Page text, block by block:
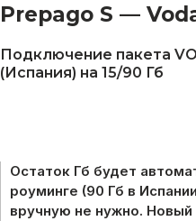
Prepago S —
Подключение пакета
(Испания) на 15/90 Гб
Остаток Гб будет
роуминге (90 Гб в
вручную не нужно.